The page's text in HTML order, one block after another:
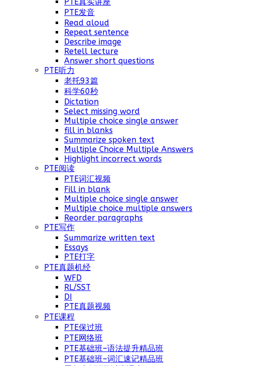
PTE发音
Read aloud
Repeat sentence
Describe image
Retell lecture
Answer short questions
PTE听力
老托93篇
科学60秒
Dictation
Select missing word
Multiple choice single answer
fill in blanks
Summarize spoken text
Multiple Choice Multiple Answers
Highlight incorrect words
PTE阅读
PTE词汇视频
Fill in blank
Multiple choice single answer
Multiple choice multiple answers
Reorder paragraphs
PTE写作
Summarize written text
Essays
PTE打字
PTE真题机经
WFD
RL/SST
DI
PTE真题视频
PTE课程
PTE保过班
PTE网络班
PTE基础班–语法提升精品班
PTE基础班–词汇速记精品班